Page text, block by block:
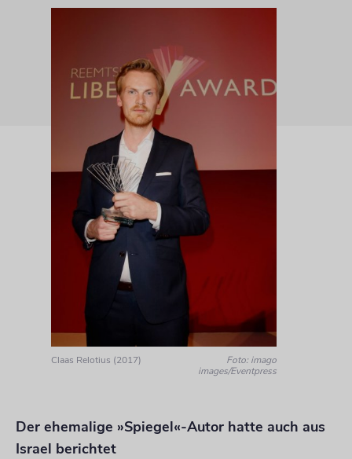
Claas Relotius (2017)
Foto: imago
images/Eventpress
Der ehemalige »Spiegel«-Autor hatte auch aus
Israel berichtet